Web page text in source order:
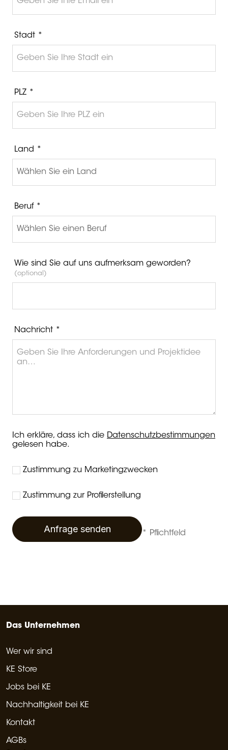
Stadt *
PLZ *
Land *
Beruf *
Wie sind Sie auf uns aufmerksam geworden?
(optional)
Nachricht *
Ich erkläre, dass ich die Datenschutzbestimmungen
gelesen habe.
Zustimmung zu Marketingzwecken
Zustimmung zur Profilerstellung
Anfrage senden * Pflichtfeld
Das Unternehmen
Wer wir sind
KE Store
Jobs bei KE
Nachhaltigkeit bei KE
Kontakt
AGBs